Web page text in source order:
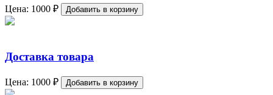
Цена: 1000 ₽ Добавить в корзину
Доставка товара
Цена: 1000 ₽ Добавить в корзину